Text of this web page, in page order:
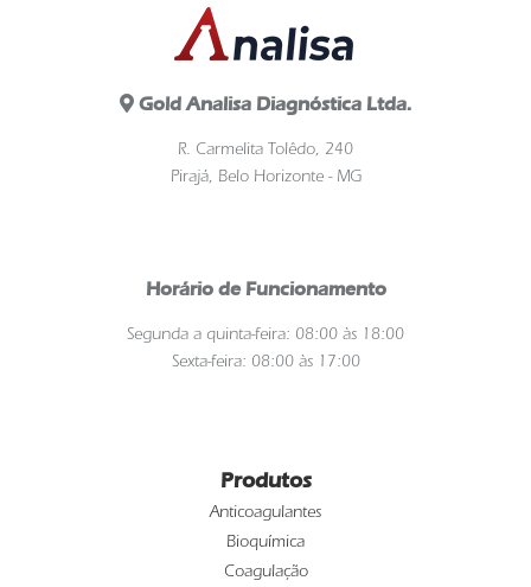
Gold Analisa Diagnóstica Ltda.
R. Carmelita Tolêdo, 240
Pirajá, Belo Horizonte - MG
Horário de Funcionamento
Segunda a quinta-feira: 08:00 às 18:00
Sexta-feira: 08:00 às 17:00
Produtos
Anticoagulantes
Bioquímica
Coagulação